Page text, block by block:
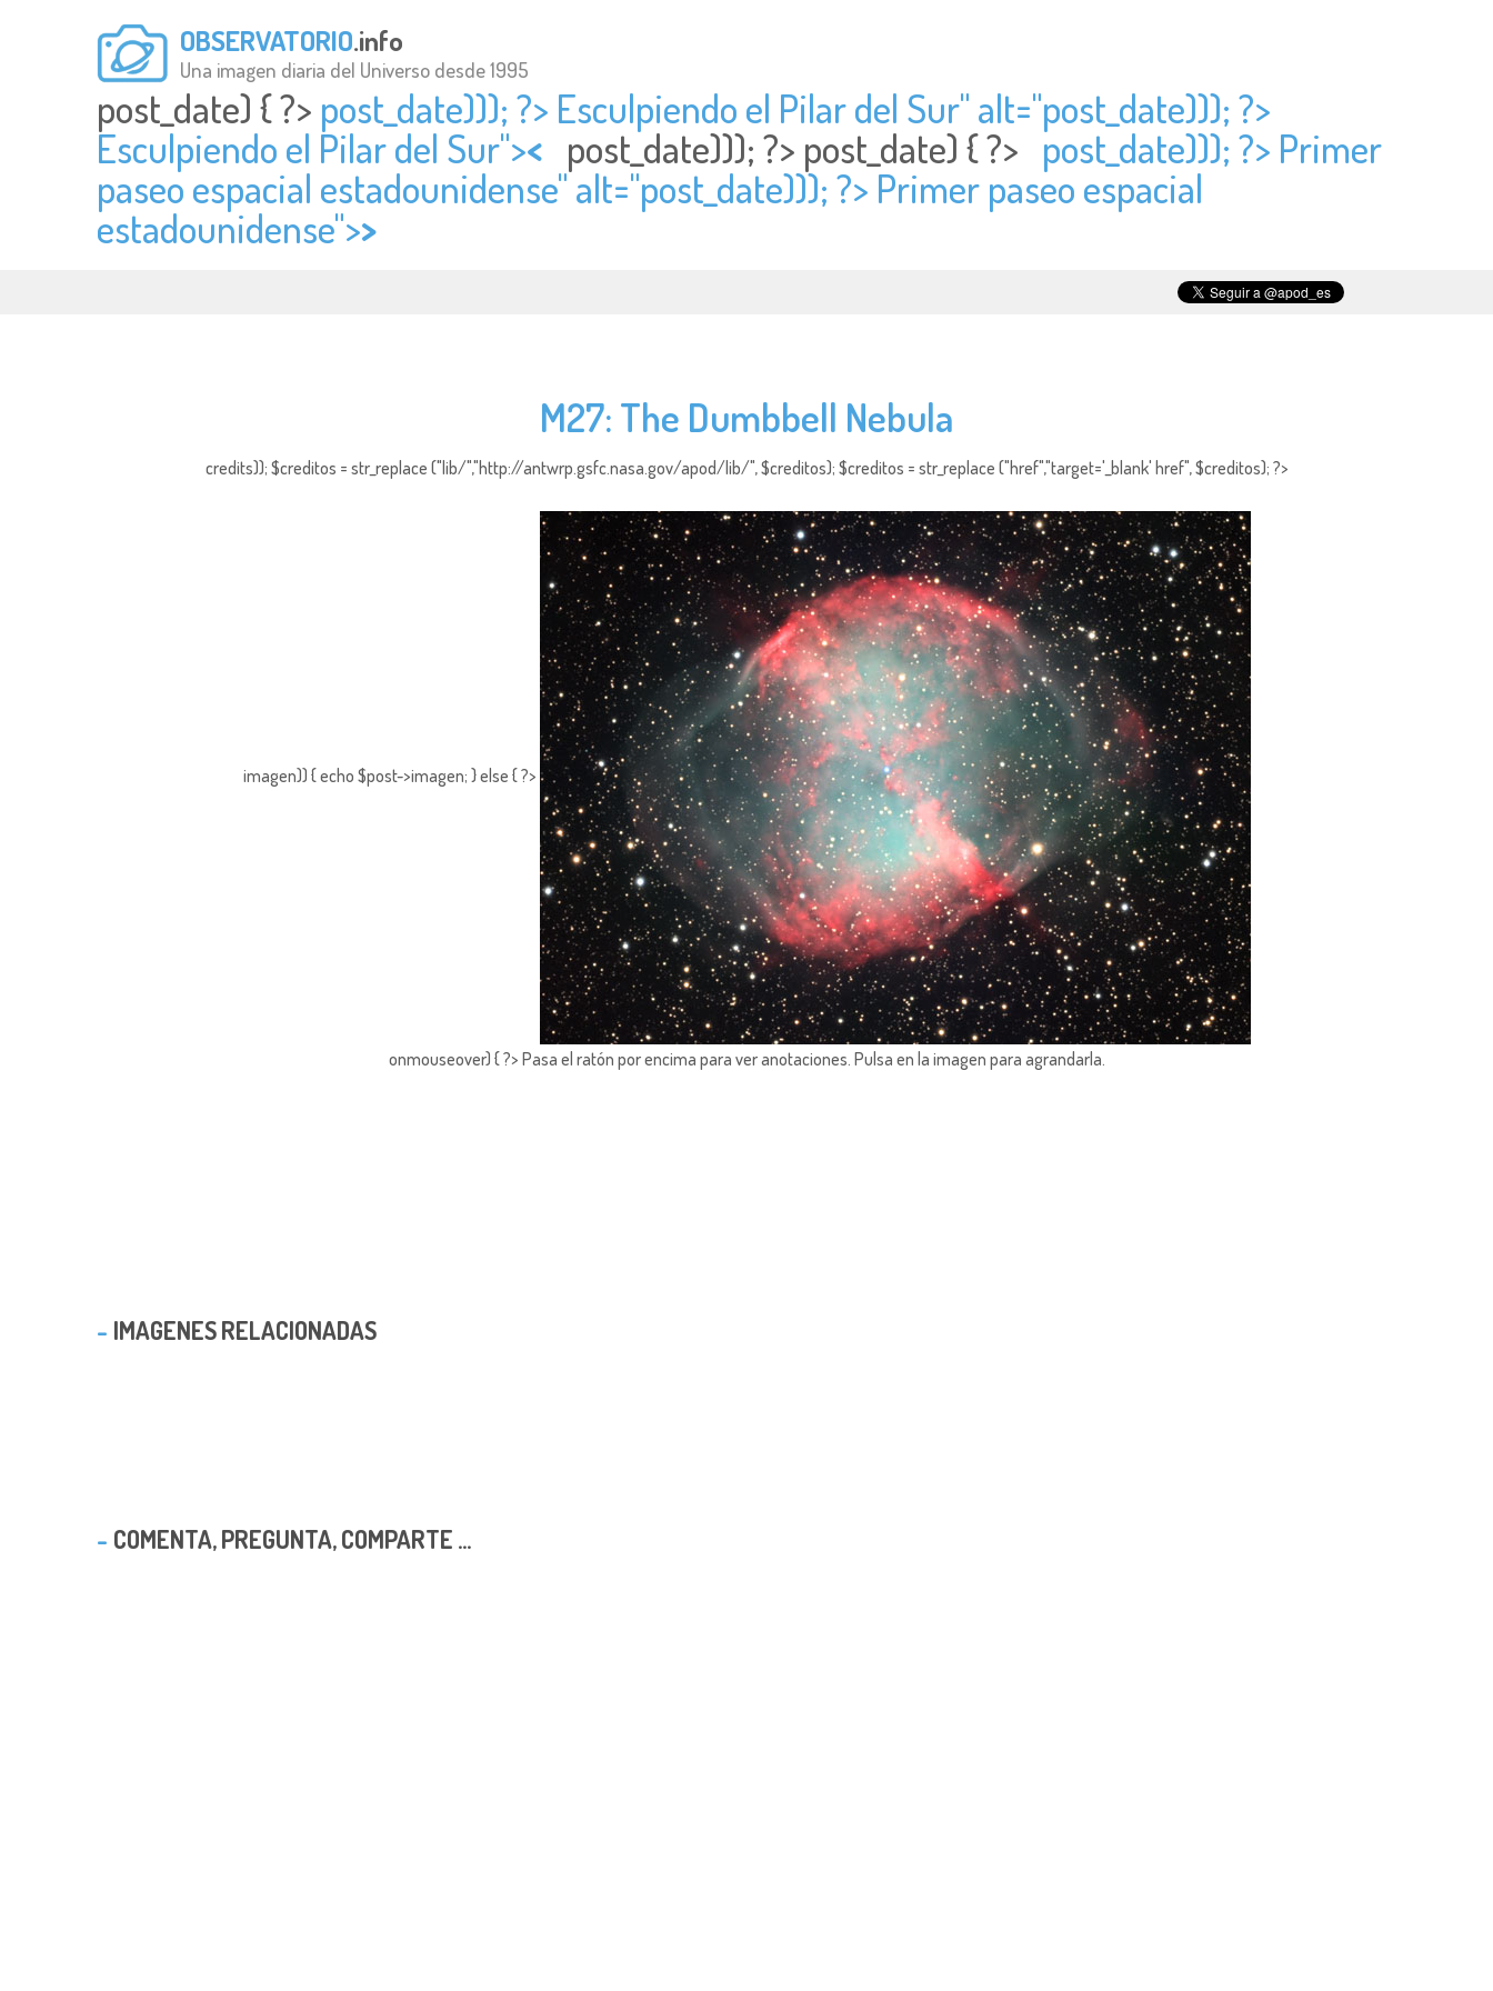
OBSERVATORIO.info
Una imagen diaria del Universo desde 1995
post_date) { ?> post_date))); ?> Esculpiendo el Pilar del Sur" alt="post_date))); ?>
Esculpiendo el Pilar del Sur">< post_date))); ?> post_date) { ?> post_date))); ?> Primer
paseo espacial estadounidense" alt="post_date))); ?> Primer paseo espacial
estadounidense">>
M27: The Dumbbell Nebula
credits)); $creditos = str_replace ("lib/","http://antwrp.gsfc.nasa.gov/apod/lib/", $creditos); $creditos = str_replace ("href","target='_blank' href", $creditos); ?>
imagen)) { echo $post->imagen; } else { ?>
onmouseover) { ?> Pasa el ratón por encima para ver anotaciones. Pulsa en la imagen para agrandarla.
IMAGENES RELACIONADAS
COMENTA, PREGUNTA, COMPARTE ...